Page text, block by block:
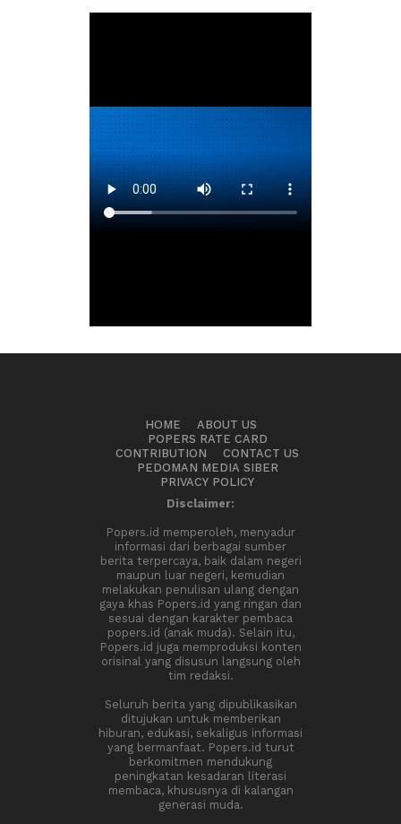
HOME
ABOUT US
POPERS RATE CARD
CONTRIBUTION
CONTACT US
PEDOMAN MEDIA SIBER
PRIVACY POLICY
Disclaimer:
Popers.id memperoleh, menyadur
informasi dari berbagai sumber
berita terpercaya, baik dalam negeri
maupun luar negeri, kemudian
melakukan penulisan ulang dengan
gaya khas Popers.id yang ringan dan
sesuai dengan karakter pembaca
popers.id (anak muda). Selain itu,
Popers.id juga memproduksi konten
orisinal yang disusun langsung oleh
tim redaksi.
Seluruh berita yang dipublikasikan
ditujukan untuk memberikan
hiburan, edukasi, sekaligus informasi
yang bermanfaat. Popers.id turut
berkomitmen mendukung
peningkatan kesadaran literasi
membaca, khususnya di kalangan
generasi muda.